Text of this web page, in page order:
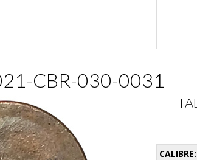
CBR-030-0031
CALIBRE: